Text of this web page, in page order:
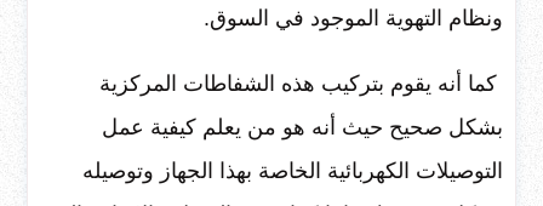
ونظام التهوية الموجود في السوق.
كما أنه يقوم بتركيب هذه الشفاطات المركزية
بشكل صحيح حيث أنه هو من يعلم كيفية عمل
التوصيلات الكهربائية الخاصة بهذا الجهاز وتوصيله